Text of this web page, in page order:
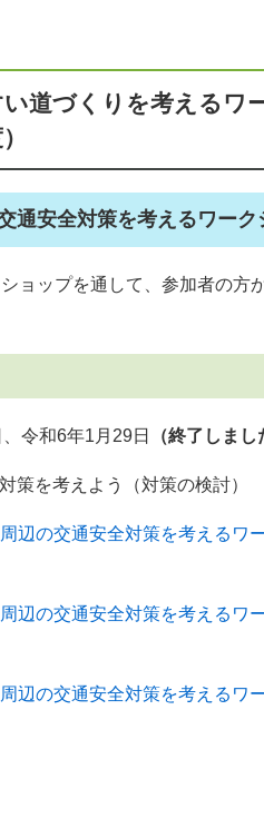
道づくりを考えるワ
通安全対策を考えるワーク
ョップを通して、参加者の方
令和6年1月29日 （終了しまし
策を考えよう（対策の検討）
辺の交通安全対策を考えるワ
辺の交通安全対策を考えるワ
辺の交通安全対策を考えるワ